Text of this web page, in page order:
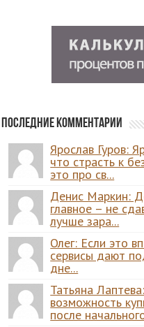
Последние комментарии
Ярослав Гуров:
что страсть к
это про св...
Денис Маркин:
главное – не
лучше зара...
Олег: Если это
сервисы дают
дне...
Татьяна
возможность
после